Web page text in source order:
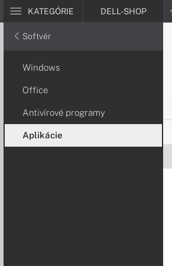
KATEGÓRIE DELL-SHOP
Softvér
Windows
Office
Antivírové programy
Aplikácie